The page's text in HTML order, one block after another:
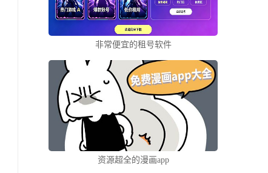
非常便宜的租号软件
资源超全的漫画app